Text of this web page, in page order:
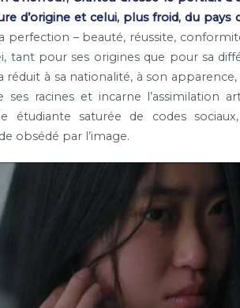
d’origine et celui, plus froid, du pays
perfection – beauté, réussite,
tant pour ses origines que pour sa
réduit à sa nationalité, à son
ses racines et incarne l’assimilation
étudiante saturée de codes sociaux,
obsédé par l’image.